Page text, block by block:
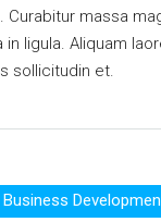
massa
in ligula. Aliquam
sollicitudin et.
Business